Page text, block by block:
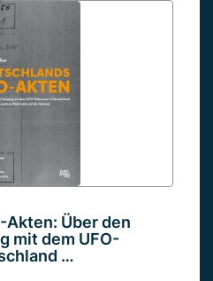
Akten: Über den
mit dem UFO-
…